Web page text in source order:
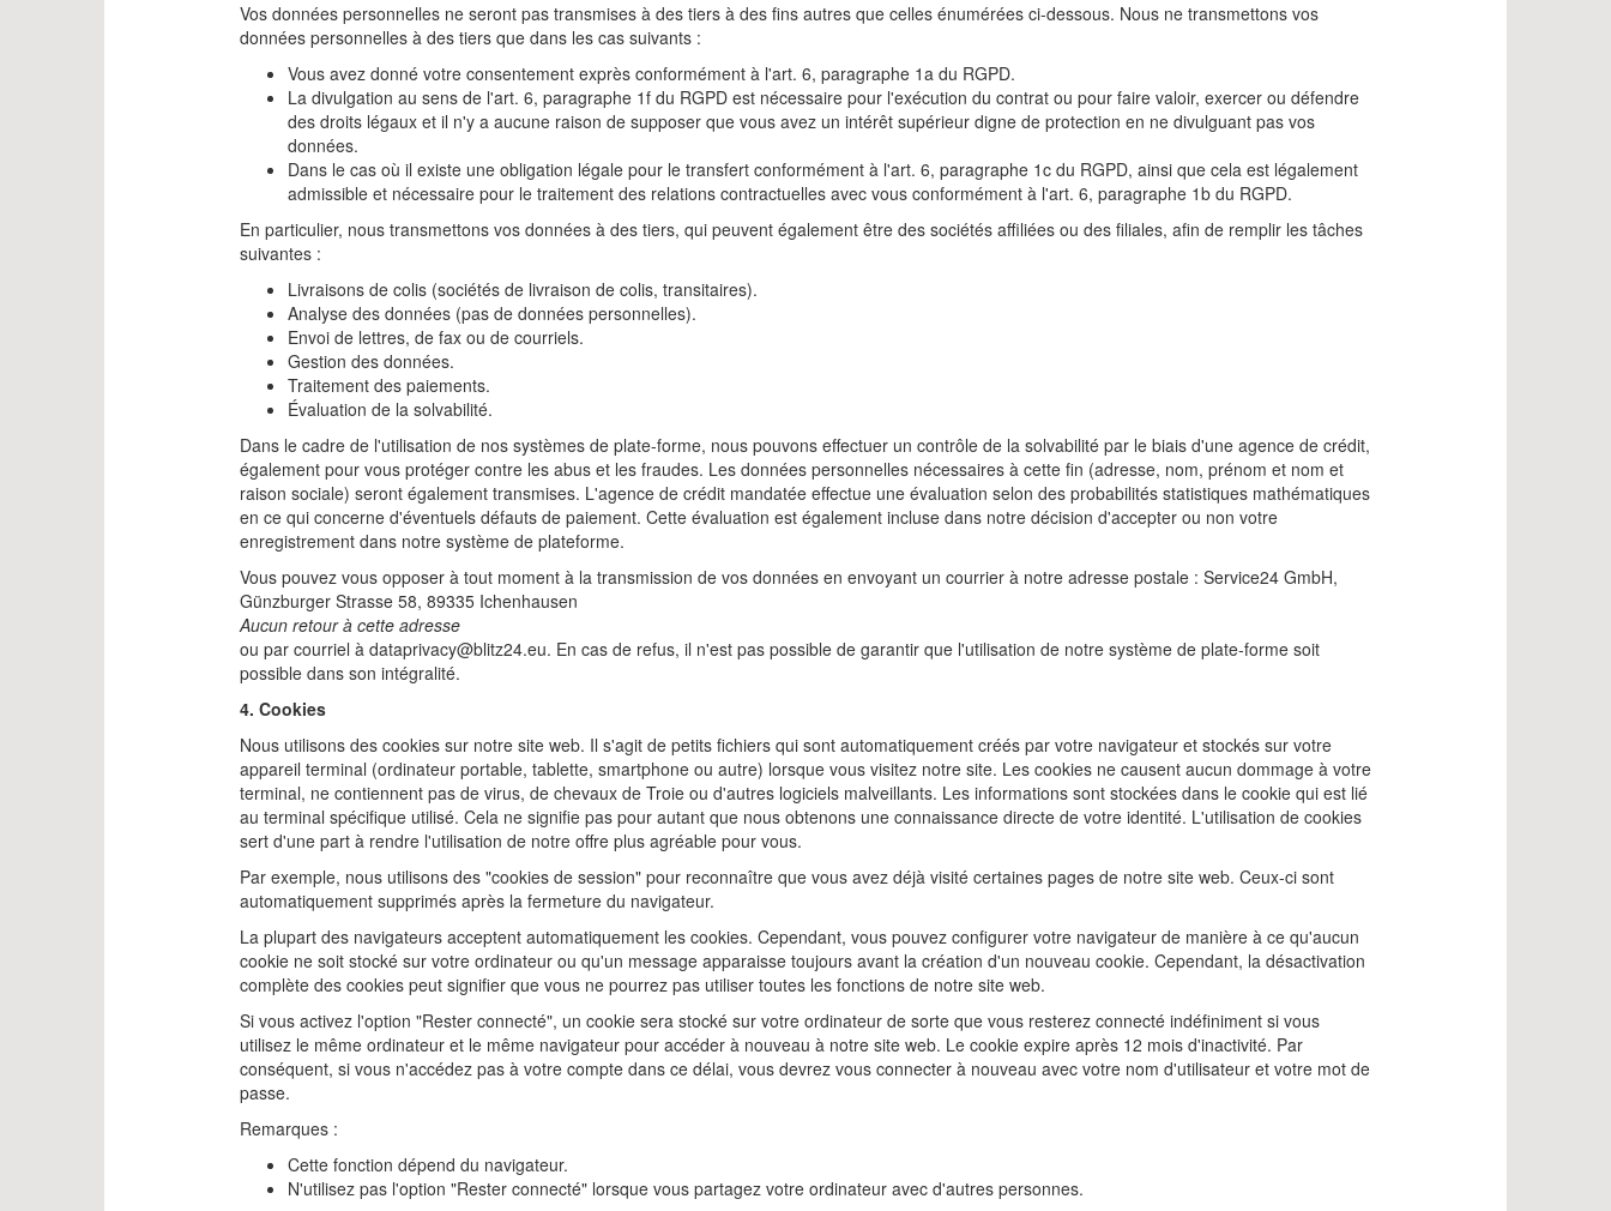
Vos données personnelles ne seront pas transmises à des tiers à des fins autres que celles énumérées ci-dessous. Nous ne transmettons vos
données personnelles à des tiers que dans les cas suivants :
Vous avez donné votre consentement exprès conformément à l'art. 6, paragraphe 1a du RGPD.
La divulgation au sens de l'art. 6, paragraphe 1f du RGPD est nécessaire pour l'exécution du contrat ou pour faire valoir, exercer ou défendre
des droits légaux et il n'y a aucune raison de supposer que vous avez un intérêt supérieur digne de protection en ne divulguant pas vos
données.
Dans le cas où il existe une obligation légale pour le transfert conformément à l'art. 6, paragraphe 1c du RGPD, ainsi que cela est légalement
admissible et nécessaire pour le traitement des relations contractuelles avec vous conformément à l'art. 6, paragraphe 1b du RGPD.
En particulier, nous transmettons vos données à des tiers, qui peuvent également être des sociétés affiliées ou des filiales, afin de remplir les tâches
suivantes :
Livraisons de colis (sociétés de livraison de colis, transitaires).
Analyse des données (pas de données personnelles).
Envoi de lettres, de fax ou de courriels.
Gestion des données.
Traitement des paiements.
Évaluation de la solvabilité.
Dans le cadre de l'utilisation de nos systèmes de plate-forme, nous pouvons effectuer un contrôle de la solvabilité par le biais d'une agence de crédit,
également pour vous protéger contre les abus et les fraudes. Les données personnelles nécessaires à cette fin (adresse, nom, prénom et nom et
raison sociale) seront également transmises. L'agence de crédit mandatée effectue une évaluation selon des probabilités statistiques mathématiques
en ce qui concerne d'éventuels défauts de paiement. Cette évaluation est également incluse dans notre décision d'accepter ou non votre
enregistrement dans notre système de plateforme.
Vous pouvez vous opposer à tout moment à la transmission de vos données en envoyant un courrier à notre adresse postale : Service24 GmbH,
Günzburger Strasse 58, 89335 Ichenhausen
Aucun retour à cette adresse
ou par courriel à dataprivacy@blitz24.eu. En cas de refus, il n'est pas possible de garantir que l'utilisation de notre système de plate-forme soit
possible dans son intégralité.
4. Cookies
Nous utilisons des cookies sur notre site web. Il s'agit de petits fichiers qui sont automatiquement créés par votre navigateur et stockés sur votre
appareil terminal (ordinateur portable, tablette, smartphone ou autre) lorsque vous visitez notre site. Les cookies ne causent aucun dommage à votre
terminal, ne contiennent pas de virus, de chevaux de Troie ou d'autres logiciels malveillants. Les informations sont stockées dans le cookie qui est lié
au terminal spécifique utilisé. Cela ne signifie pas pour autant que nous obtenons une connaissance directe de votre identité. L'utilisation de cookies
sert d'une part à rendre l'utilisation de notre offre plus agréable pour vous.
Par exemple, nous utilisons des "cookies de session" pour reconnaître que vous avez déjà visité certaines pages de notre site web. Ceux-ci sont
automatiquement supprimés après la fermeture du navigateur.
La plupart des navigateurs acceptent automatiquement les cookies. Cependant, vous pouvez configurer votre navigateur de manière à ce qu'aucun
cookie ne soit stocké sur votre ordinateur ou qu'un message apparaisse toujours avant la création d'un nouveau cookie. Cependant, la désactivation
complète des cookies peut signifier que vous ne pourrez pas utiliser toutes les fonctions de notre site web.
Si vous activez l'option "Rester connecté", un cookie sera stocké sur votre ordinateur de sorte que vous resterez connecté indéfiniment si vous
utilisez le même ordinateur et le même navigateur pour accéder à nouveau à notre site web. Le cookie expire après 12 mois d'inactivité. Par
conséquent, si vous n'accédez pas à votre compte dans ce délai, vous devrez vous connecter à nouveau avec votre nom d'utilisateur et votre mot de
passe.
Remarques :
Cette fonction dépend du navigateur.
N'utilisez pas l'option "Rester connecté" lorsque vous partagez votre ordinateur avec d'autres personnes.